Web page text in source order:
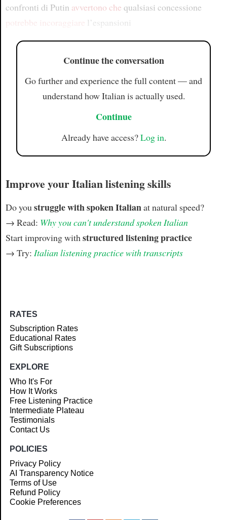
confronti di Putin avvertono che qualsiasi concessione
potrebbe incoraggiare
l’espansioni
Continue the conversation
Go further and experience the full content — and
understand how Italian is actually used.
Continue
Already have access?Log in.
Improve your Italian listening skills
Do youstruggle with spoken Italianat natural speed?
→ Read: Why you can't understand spoken Italian
Start improving withstructured listening practice
→ Try: Italian listening practice with transcripts
RATES
Subscription Rates
Educational Rates
Gift Subscriptions
EXPLORE
Who It's For
How It Works
Free Listening Practice
Intermediate Plateau
Testimonials
Contact Us
POLICIES
Privacy Policy
AI Transparency Notice
Terms of Use
Refund Policy
Cookie Preferences